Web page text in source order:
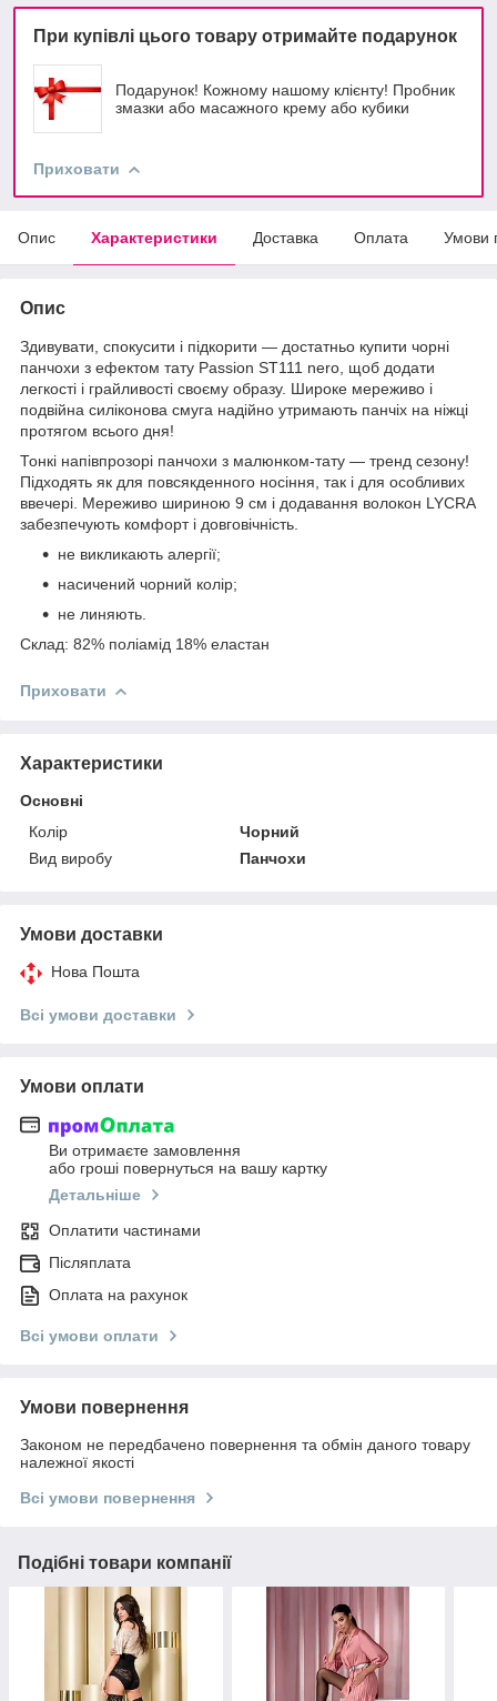
При купівлі цього товару отримайте подарунок
Подарунок! Кожному нашому клієнту! Пробник
змазки або масажного крему або кубики
Приховати
Опис Характеристики Доставка Оплата Умови
Опис
Здивувати, спокусити і підкорити — достатньо купити чорні
панчохи з ефектом тату Passion ST111 nero, щоб додати
легкості і грайливості своєму образу. Широке мереживо і
подвійна силіконова смуга надійно утримають панчіх на ніжці
протягом всього дня!
Тонкі напівпрозорі панчохи з малюнком-тату — тренд сезону!
Підходять як для повсякденного носіння, так і для особливих
ввечері. Мереживо шириною 9 см і додавання волокон LYCRA
забезпечують комфорт і довговічність.
не викликають алергії;
насичений чорний колір;
не линяють.
Склад: 82% поліамід 18% еластан
Приховати
Характеристики
Основні
Колір
Чорний
Вид виробу
Панчохи
Умови доставки
Нова Пошта
Всі умови доставки
Умови оплати
Ви отримаєте замовлення
або гроші повернуться на вашу картку
Детальніше
Оплатити частинами
Післяплата
Оплата на рахунок
Всі умови оплати
Умови повернення
Законом не передбачено повернення та обмін даного товару
належної якості
Всі умови повернення
Подібні товари компанії